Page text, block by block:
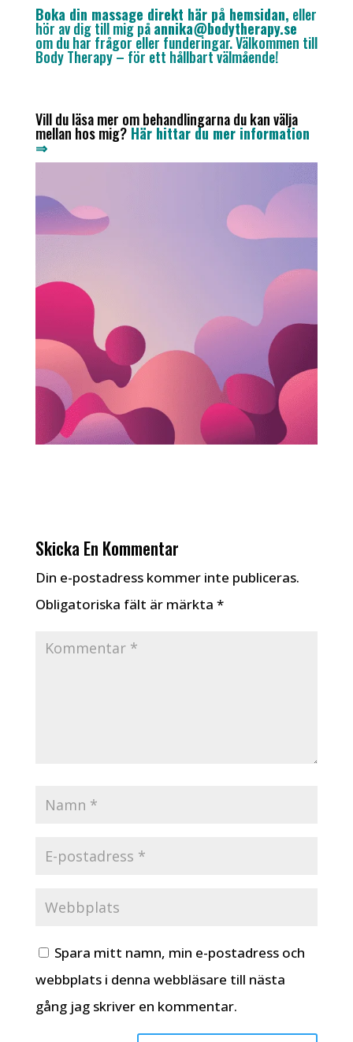
Boka din massage direkt här på hemsidan, eller
hör av dig till mig påannika@bodytherapy.se
om du har frågor eller funderingar. Välkommen till
Body Therapy – för ett hållbart välmående!
Vill du läsa mer om behandlingarna du kan välja
mellan hos mig?Här hittar du mer information
⇒
Skicka En Kommentar
Din e-postadress kommer inte publiceras.
Obligatoriska fält är märkta *
Spara mitt namn, min e-postadress och
webbplats i denna webbläsare till nästa
gång jag skriver en kommentar.